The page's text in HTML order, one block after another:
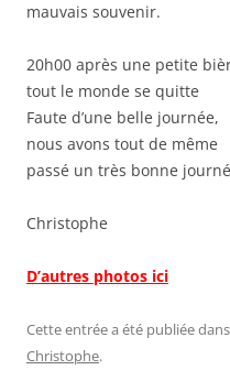
mauvais souvenir.
20h00 après une petite
tout le monde se quitte
Faute d’une belle journée,
nous avons tout de même
passé un très bonne
Christophe
D’autres photos ici
Cette entrée a été publiée dans
Christophe.